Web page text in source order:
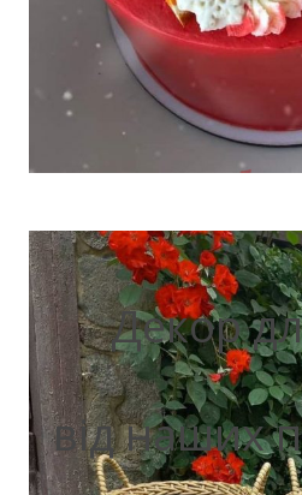
Декор
від наших